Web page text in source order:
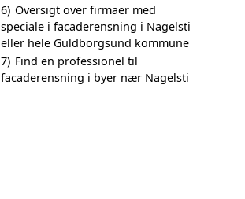
6) Oversigt over firmaer med
speciale i facaderensning i Nagelsti
eller hele Guldborgsund kommune
7) Find en professionel til
facaderensning i byer nær Nagelsti